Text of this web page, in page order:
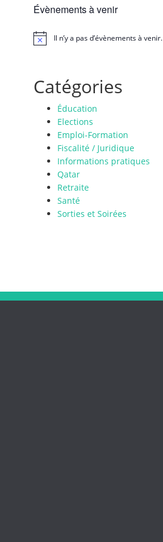
Évènements à venir
N
c
e
Il n’y a pas d’évènements à venir.
Catégories
Éducation
Elections
Emploi-Formation
Fiscalité / Juridique
Informations pratiques
Qatar
Retraite
Santé
Sorties et Soirées